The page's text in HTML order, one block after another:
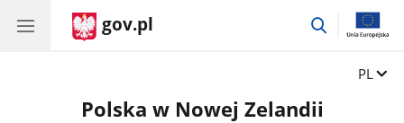
gov.pl
przejdź
Zmień
PL
Polska w Nowej Zelandii